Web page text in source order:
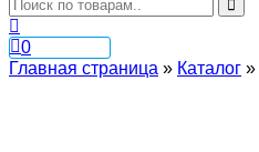
0
Главная страница » Каталог »